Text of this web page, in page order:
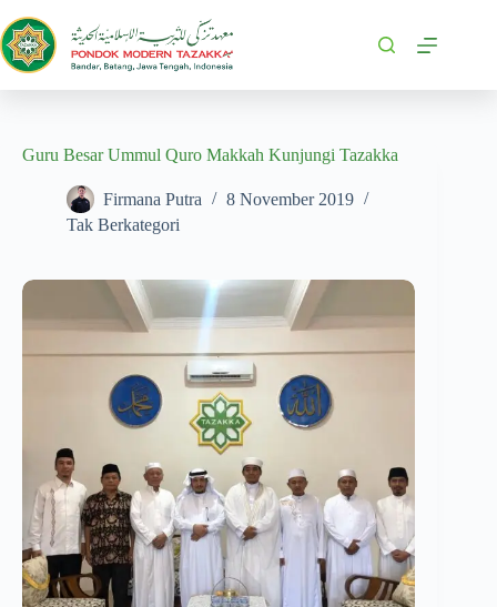
Guru Besar Ummul Quro Makkah Kunjungi Tazakka
Firmana Putra
8 November 2019
Tak Berkategori